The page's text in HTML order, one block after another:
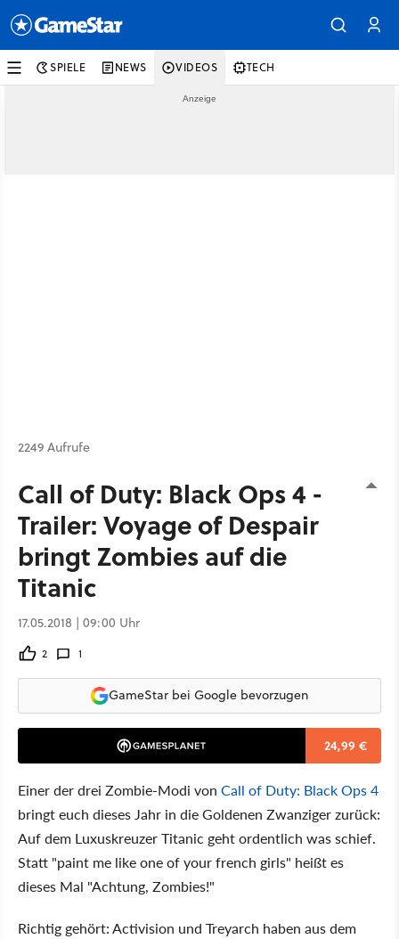
SPIELE NEWS VIDEOS TECH
2249 Aufrufe
Call of Duty: Black Ops 4 -
Trailer: Voyage of Despair
bringt Zombies auf die
Titanic
17.05.2018 | 09:00 Uhr
2 1
GameStar bei Google bevorzugen
24,99 €
Einer der drei Zombie-Modi von Call of Duty: Black Ops 4
bringt euch dieses Jahr in die Goldenen Zwanziger zurück:
Auf dem Luxuskreuzer Titanic geht ordentlich was schief.
Statt "paint me like one of your french girls" heißt es
dieses Mal "Achtung, Zombies!"
Richtig gehört: Activision und Treyarch haben aus dem